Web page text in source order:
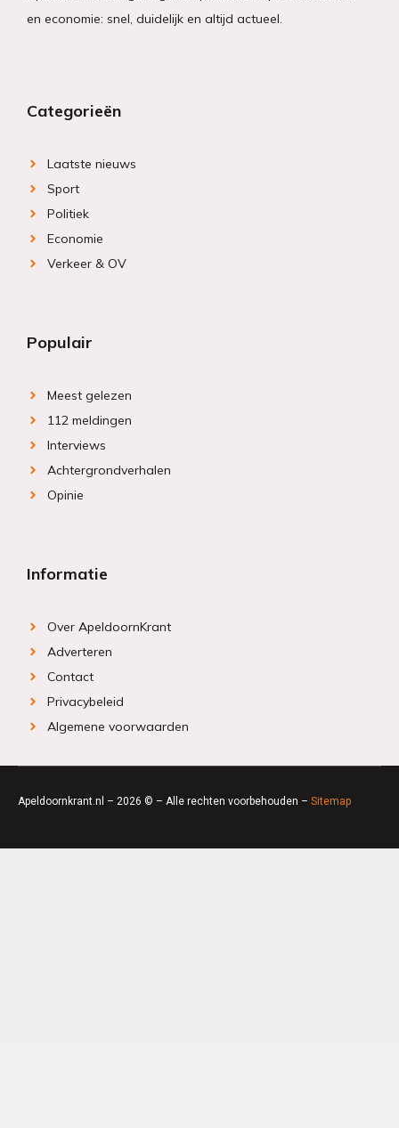
en economie: snel, duidelijk en altijd actueel.
Categorieën
Laatste nieuws
Sport
Politiek
Economie
Verkeer & OV
Populair
Meest gelezen
112 meldingen
Interviews
Achtergrondverhalen
Opinie
Informatie
Over ApeldoornKrant
Adverteren
Contact
Privacybeleid
Algemene voorwaarden
Apeldoornkrant.nl – 2026 © – Alle rechten voorbehouden – Sitemap